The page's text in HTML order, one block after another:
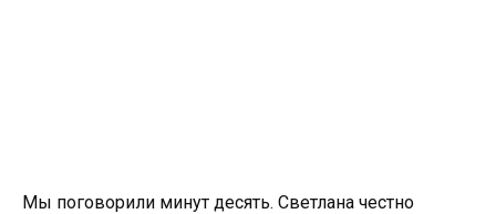
Мы поговорили минут десять. Светлана честно